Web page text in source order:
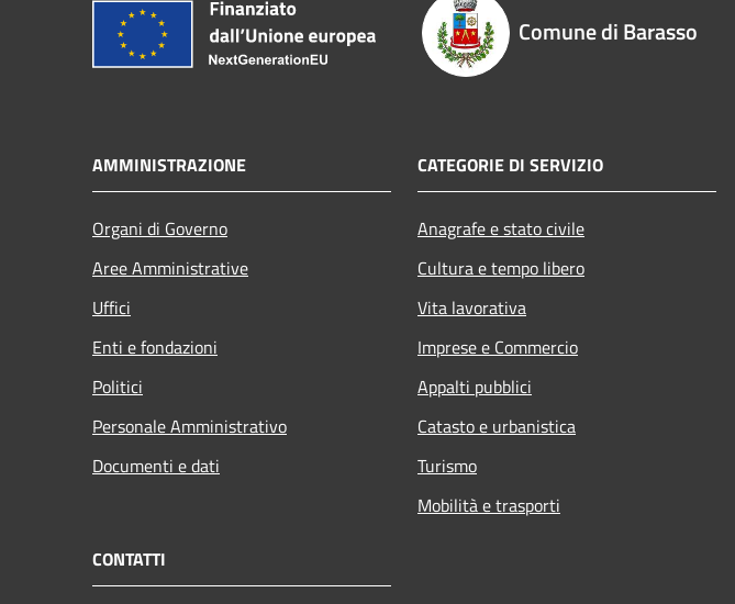
Comune di Barasso
AMMINISTRAZIONE
Organi di Governo
Aree Amministrative
Uffici
Enti e fondazioni
Politici
Personale Amministrativo
Documenti e dati
CATEGORIE DI SERVIZIO
Anagrafe e stato civile
Cultura e tempo libero
Vita lavorativa
Imprese e Commercio
Appalti pubblici
Catasto e urbanistica
Turismo
Mobilità e trasporti
CONTATTI